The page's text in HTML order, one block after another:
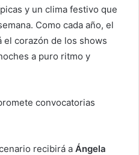
y un clima festivo que
Como cada año, el
el corazón de los shows
a puro ritmo y
convocatorias
recibirá a Ángela